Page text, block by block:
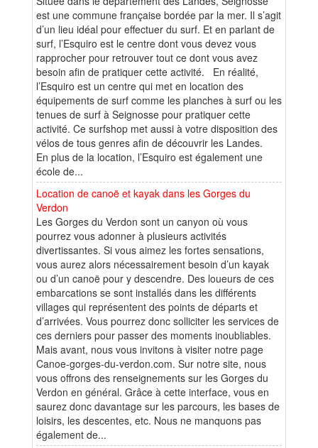
est une commune française bordée par la mer. Il s’agit
d’un lieu idéal pour effectuer du surf. Et en parlant de
surf, l’Esquiro est le centre dont vous devez vous
rapprocher pour retrouver tout ce dont vous avez
besoin afin de pratiquer cette activité. En réalité,
l’Esquiro est un centre qui met en location des
équipements de surf comme les planches à surf ou les
tenues de surf à Seignosse pour pratiquer cette
activité. Ce surfshop met aussi à votre disposition des
vélos de tous genres afin de découvrir les Landes.
En plus de la location, l’Esquiro est également une
école de...
Location de canoë et kayak dans les Gorges du
Verdon
Les Gorges du Verdon sont un canyon où vous
pourrez vous adonner à plusieurs activités
divertissantes. Si vous aimez les fortes sensations,
vous aurez alors nécessairement besoin d’un kayak
ou d’un canoë pour y descendre. Des loueurs de ces
embarcations se sont installés dans les différents
villages qui représentent des points de départs et
d’arrivées. Vous pourrez donc solliciter les services de
ces derniers pour passer des moments inoubliables.
Mais avant, nous vous invitons à visiter notre page
Canoe-gorges-du-verdon.com. Sur notre site, nous
vous offrons des renseignements sur les Gorges du
Verdon en général. Grâce à cette interface, vous en
saurez donc davantage sur les parcours, les bases de
loisirs, les descentes, etc. Nous ne manquons pas
également de...